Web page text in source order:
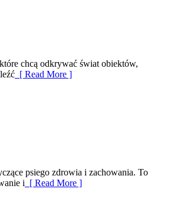
chcą odkrywać świat obiektów,
[ Read More ]
psiego zdrowia i zachowania. To
i [ Read More ]